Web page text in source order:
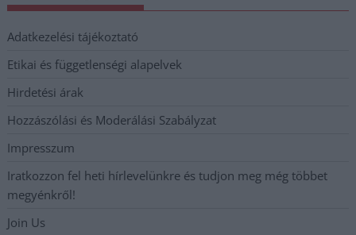
Adatkezelési tájékoztató
Etikai és függetlenségi alapelvek
Hirdetési árak
Hozzászólási és Moderálási Szabályzat
Impresszum
Iratkozzon fel heti hírlevelünkre és tudjon meg még többet
megyénkről!
Join Us